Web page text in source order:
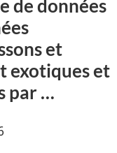
de données
et
exotiques et
par …